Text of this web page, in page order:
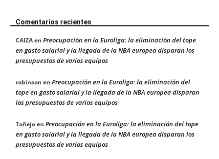
Comentarios recientes
CAIZAen Preocupación en la Euroliga: la eliminación del tope
en gasto salarial y la llegada de la NBA europea disparan los
presupuestos de varios equipos
robinson en Preocupación en la Euroliga: la eliminación del
tope en gasto salarial y la llegada de la NBA europea disparan
los presupuestos de varios equipos
Toñejoen Preocupación en la Euroliga: la eliminación del tope
en gasto salarial y la llegada de la NBA europea disparan los
presupuestos de varios equipos